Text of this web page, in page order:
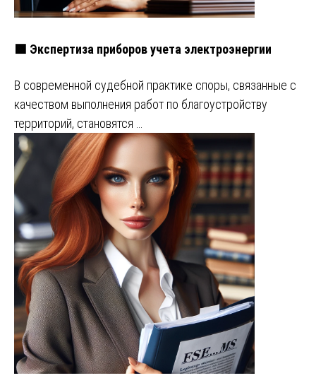
🟩 Экспертиза приборов учета электроэнергии
В современной судебной практике споры, связанные с
качеством выполнения работ по благоустройству
территорий, становятся …